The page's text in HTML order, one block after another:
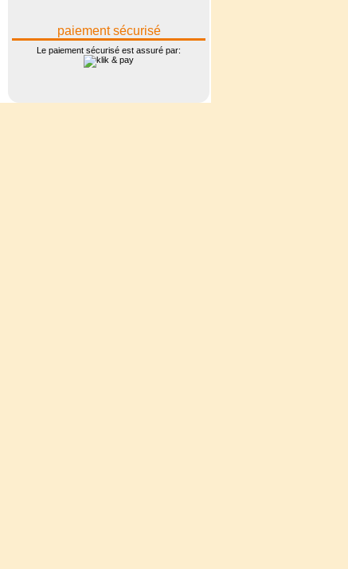
paiement sécurisé
Le paiement sécurisé est assuré par: